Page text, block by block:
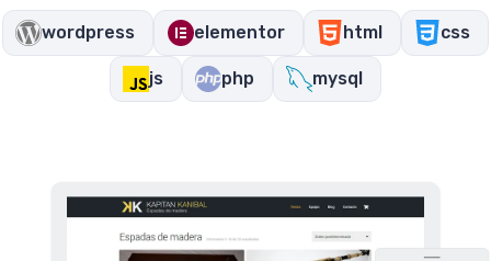
wordpress elementor html css
js php mysql